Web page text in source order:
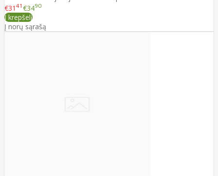
€31 41 €3490
Į krepšelį
Į norų sąrašą